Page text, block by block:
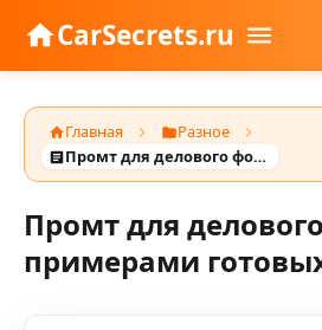
CarSecrets.ru
Главная
Разное
Промт для делового фото (с примерами готовых промтов)
Промт для
примерами